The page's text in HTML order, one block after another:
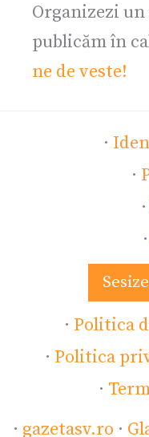
Organizezi
publicăm în
ne de veste!
·
·
·
·
· Politica
· Politica
·
· gazetasv.ro ·